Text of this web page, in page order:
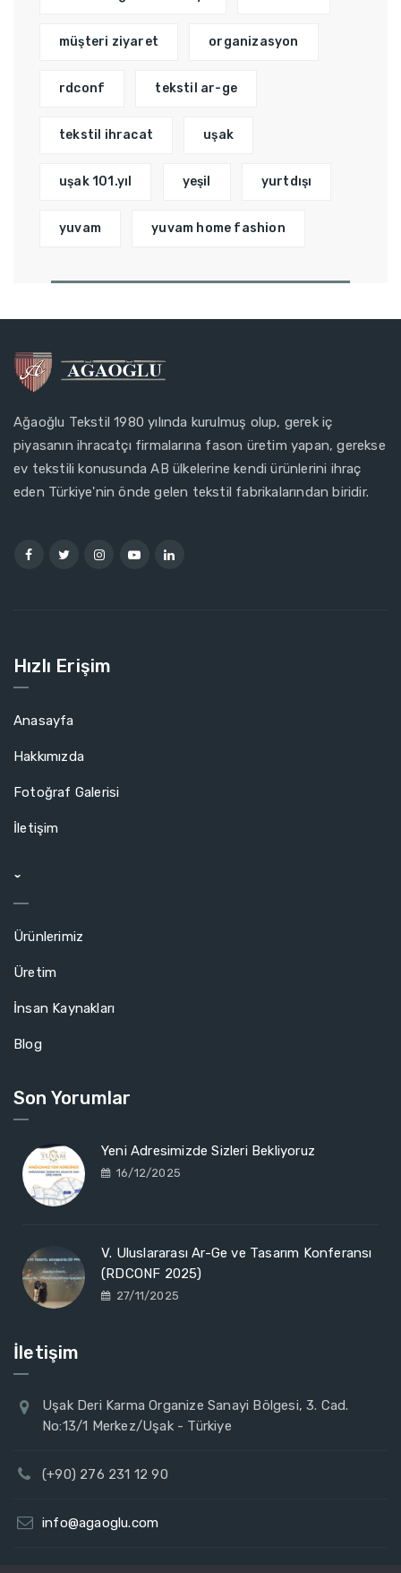
müşteri ziyaret organizasyon
rdconf tekstil ar-ge
tekstil ihracat uşak
uşak 101.yıl yeşil yurtdışı
yuvam yuvam home fashion
Ağaoğlu Tekstil 1980 yılında kurulmuş olup, gerek iç
piyasanın ihracatçı firmalarına fason üretim yapan, gerekse
ev tekstili konusunda AB ülkelerine kendi ürünlerini ihraç
eden Türkiye'nin önde gelen tekstil fabrikalarından biridir.
Hızlı Erişim
Anasayfa
Hakkımızda
Fotoğraf Galerisi
İletişim
ˇ
Ürünlerimiz
Üretim
İnsan Kaynakları
Blog
Son Yorumlar
Yeni Adresimizde Sizleri Bekliyoruz
16/12/2025
V. Uluslararası Ar-Ge ve Tasarım Konferansı
(RDCONF 2025)
27/11/2025
İletişim
Uşak Deri Karma Organize Sanayi Bölgesi, 3. Cad.
No:13/1 Merkez/Uşak - Türkiye
(+90) 276 231 12 90
info@agaoglu.com